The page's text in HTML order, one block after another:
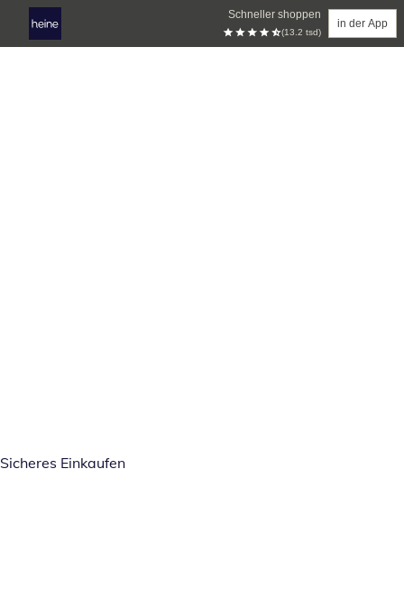
Schneller shoppen
(13.2 tsd)
in der App
Sicheres Einkaufen